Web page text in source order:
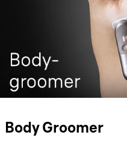
Body Groomer